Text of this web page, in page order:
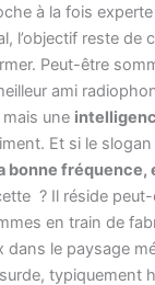
à la fois
l’objectif reste de
Peut-être
ami
une
Et si le
bonne fréquence,
? Il réside
en train de
dans le paysage
typiquement